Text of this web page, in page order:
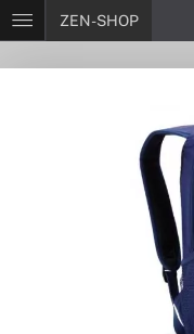
ZEN-SHOP